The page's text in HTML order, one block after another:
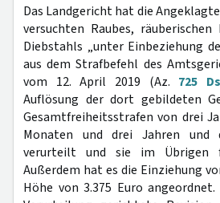
Das Landgericht hat die
versuchten Raubes,
Diebstahls „unter Einbeziehung
aus dem Strafbefehl des
vom 12. April 2019 (Az. 725
Auflösung der dort gebildeten
Gesamtfreiheitsstrafen von drei
Monaten und drei Jahren und
verurteilt und sie im Übrigen
Außerdem hat es die Einziehung
Höhe von 3.375 Euro